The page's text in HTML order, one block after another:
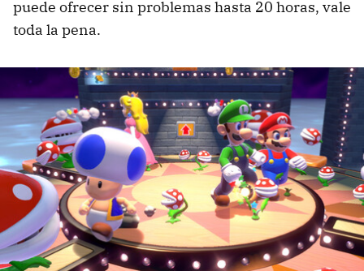
puede ofrecer sin problemas hasta 20 horas, vale
toda la pena.